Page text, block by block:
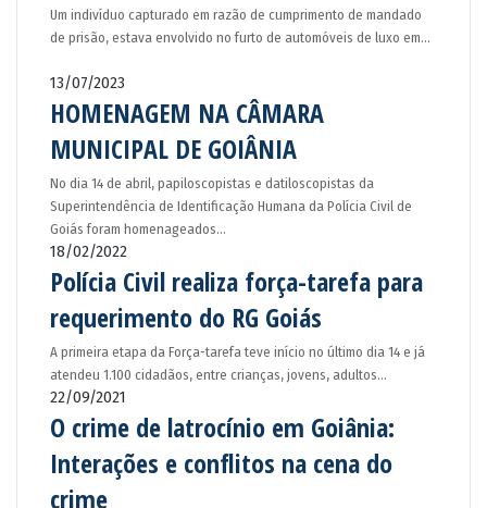
Um indivíduo capturado em razão de cumprimento de mandado
de prisão, estava envolvido no furto de automóveis de luxo em…
13/07/2023
HOMENAGEM NA CÂMARA
MUNICIPAL DE GOIÂNIA
No dia 14 de abril, papiloscopistas e datiloscopistas da
Superintendência de Identificação Humana da Polícia Civil de
Goiás foram homenageados…
18/02/2022
Polícia Civil realiza força-tarefa para
requerimento do RG Goiás
A primeira etapa da Força-tarefa teve início no último dia 14 e já
atendeu 1.100 cidadãos, entre crianças, jovens, adultos…
22/09/2021
O crime de latrocínio em Goiânia:
Interações e conflitos na cena do
crime